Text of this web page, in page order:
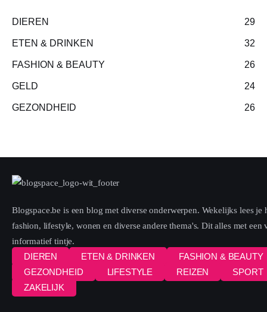
DIEREN 29
ETEN & DRINKEN 32
FASHION & BEAUTY 26
GELD 24
GEZONDHEID 26
Blogspace.be is een blog met diverse onderwerpen. Wekelijks lees je
fashion, lifestyle, wonen en diverse andere thema's. Dit alles met een
informatief tintje.
DIEREN ETEN & DRINKEN
FASHION & BEAUTY
GEZONDHEID
LIFESTYLE REIZEN
SPORT
ZAKELIJK